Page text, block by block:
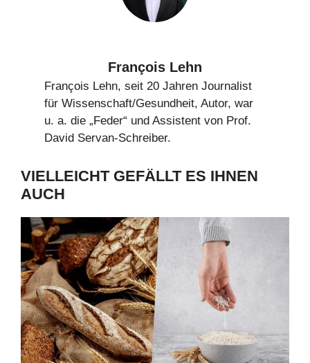
François Lehn
François Lehn, seit 20 Jahren Journalist
für Wissenschaft/Gesundheit, Autor, war
u. a. die „Feder“ und Assistent von Prof.
David Servan-Schreiber.
VIELLEICHT GEFÄLLT ES IHNEN
AUCH